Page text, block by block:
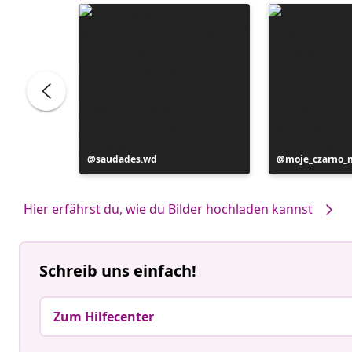
Beitrag
veröffentlicht
saudades.wd
Beitrag
veröffentlicht
Hier erfährst du, wie du Bilder hochladen kannst
Schreib uns einfach!
Zum Hilfecenter